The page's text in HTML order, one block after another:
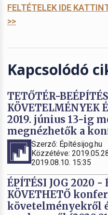
FELTÉTELEK IDE
>>
Kapcsolódó
TETŐTÉR-
KÖVETELMÉNYEK
2019. június 13-ig
megnézhetők a
Szerző: Építésijog.hu
Közzétéve:
2019.08.10. 15:35
ÉPÍTÉSI JOG 2020
KÖVETHETŐ
követelményekről